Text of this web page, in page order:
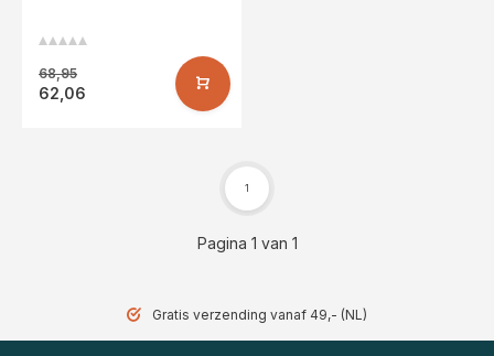
68,95
62,06
Pagina 1 van 1
1
Gratis verzending vanaf 49,- (NL)